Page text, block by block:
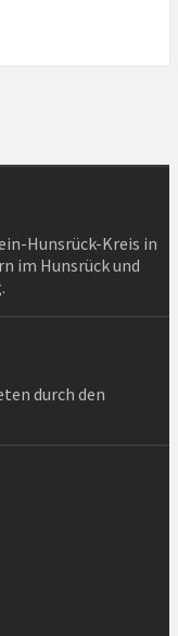
Hunsrück-Kreis in
im Hunsrück und
durch den